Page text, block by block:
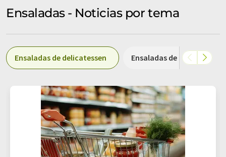
Ensaladas - Noticias por tema
Ensaladas de delicatessen Ensaladas de patata